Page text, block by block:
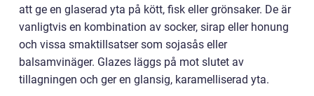
att ge en glaserad yta på kött, fisk eller grönsaker. De är
vanligtvis en kombination av socker, sirap eller honung
och vissa smaktillsatser som sojasås eller
balsamvinäger. Glazes läggs på mot slutet av
tillagningen och ger en glansig, karamelliserad yta.